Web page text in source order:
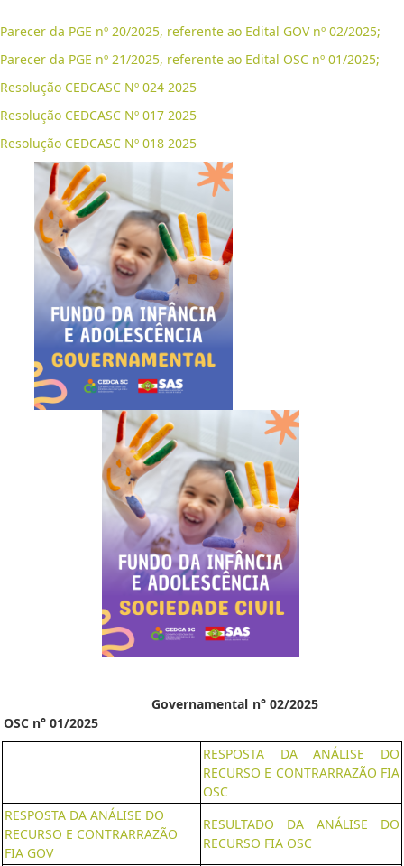
Parecer da PGE nº 20/2025, referente ao Edital GOV nº 02/2025;
Parecer da PGE nº 21/2025, referente ao Edital OSC nº 01/2025;
Resolução CEDCASC Nº 024 2025
Resolução CEDCASC Nº 017 2025
Resolução CEDCASC Nº 018 2025
Governamental n° 02/2025
OSC n° 01/2025
RESPOSTA DA ANÁLISE DO
RECURSO E CONTRARRAZÃO FIA
OSC
RESPOSTA DA ANÁLISE DO
RECURSO E CONTRARRAZÃO
FIA GOV
RESULTADO DA ANÁLISE DO
RECURSO FIA OSC